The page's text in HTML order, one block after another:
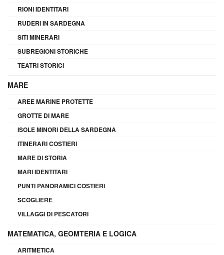
RIONI IDENTITARI
RUDERI IN SARDEGNA
SITI MINERARI
SUBREGIONI STORICHE
TEATRI STORICI
MARE
AREE MARINE PROTETTE
GROTTE DI MARE
ISOLE MINORI DELLA SARDEGNA
ITINERARI COSTIERI
MARE DI STORIA
MARI IDENTITARI
PUNTI PANORAMICI COSTIERI
SCOGLIERE
VILLAGGI DI PESCATORI
MATEMATICA, GEOMTERIA E LOGICA
ARITMETICA